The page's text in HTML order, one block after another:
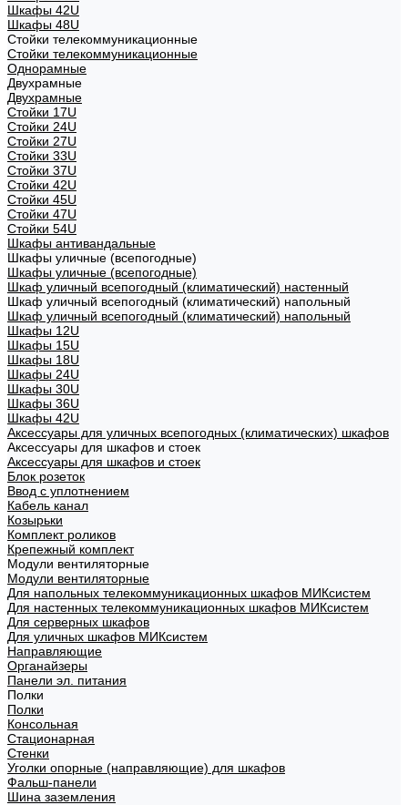
Шкафы 42U
Шкафы 48U
Стойки телекоммуникационные
Стойки телекоммуникационные
Однорамные
Двухрамные
Двухрамные
Стойки 17U
Стойки 24U
Стойки 27U
Стойки 33U
Стойки 37U
Стойки 42U
Стойки 45U
Стойки 47U
Стойки 54U
Шкафы антивандальные
Шкафы уличные (всепогодные)
Шкафы уличные (всепогодные)
Шкаф уличный всепогодный (климатический) настенный
Шкаф уличный всепогодный (климатический) напольный
Шкаф уличный всепогодный (климатический) напольный
Шкафы 12U
Шкафы 15U
Шкафы 18U
Шкафы 24U
Шкафы 30U
Шкафы 36U
Шкафы 42U
Аксессуары для уличных всепогодных (климатических) шкафов
Аксессуары для шкафов и стоек
Аксессуары для шкафов и стоек
Блок розеток
Ввод с уплотнением
Кабель канал
Козырьки
Комплект роликов
Крепежный комплект
Модули вентиляторные
Модули вентиляторные
Для напольных телекоммуникационных шкафов МИКсистем
Для настенных телекоммуникационных шкафов МИКсистем
Для серверных шкафов
Для уличных шкафов МИКсистем
Направляющие
Органайзеры
Панели эл. питания
Полки
Полки
Консольная
Стационарная
Стенки
Уголки опорные (направляющие) для шкафов
Фальш-панели
Шина заземления